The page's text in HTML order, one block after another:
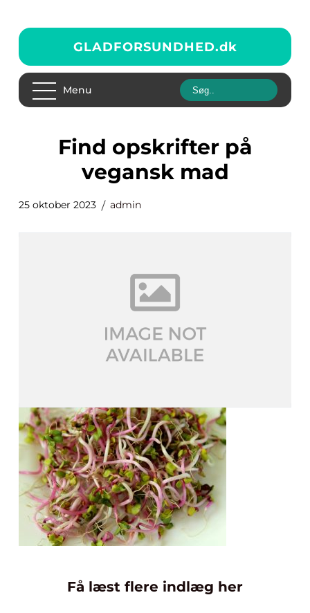
GLADFORSUNDHED.dk
Menu
find opskrifter på
vegansk mad
25 oktober 2023 admin
Få læst flere indlæg her